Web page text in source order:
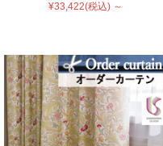
¥33,422(税込) ～